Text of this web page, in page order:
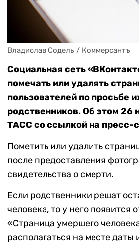
Владислав Содель / Коммерсантъ
Социальная сеть
помечать или удалять
пользователей по просьбе
родственников. Об этом 26
ТАСС со ссылкой на пресс-
Пометить или удалить
после предоставления
свидетельства о смерти.
Если родственники решат
человека, то у него появится
«Страница умершего
располагаться на месте даты